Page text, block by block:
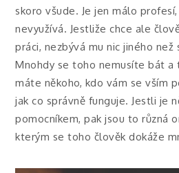
skoro všude. Je jen málo
nevyužívá. Jestliže chce ale
práci, nezbývá mu nic jiného
Mnohdy se toho nemusíte bát a
máte někoho, kdo vám se vším
jak co správně funguje. Jestli je
pomocníkem, pak jsou to různá
kterým se toho člověk dokáže